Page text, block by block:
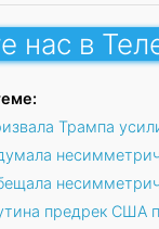
нас в
Трампа
предрек США